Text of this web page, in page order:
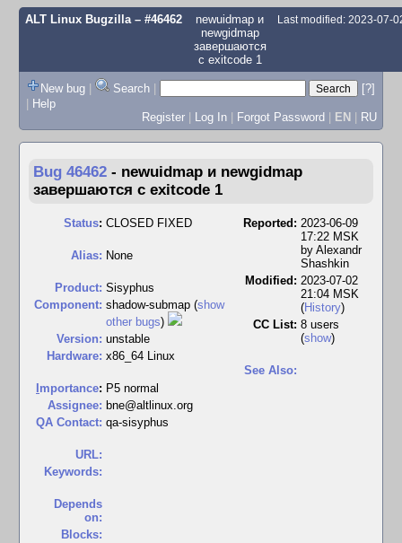
ALT Linux Bugzilla– #46462
newuidmap и
newgidmap
завершаются
с exitcode 1
Last modified: 2023-07-
New bug | Search |
[?]
| Help
Register | Log In | Forgot Password | EN | RU
Bug 46462 - newuidmap и newgidmap
завершаются с exitcode 1
Status: CLOSED FIXED
Alias: None
Product: Sisyphus
Component: shadow-submap (show
other bugs)
Version: unstable
Hardware: x86_64 Linux
mportance: P5 normal
Assignee: bne@altlinux.org
QA Contact: qa-sisyphus
URL:
Keywords:
Depends
on:
Blocks:
Reported: 2023-06-09
17:22 MSK
by Alexandr
Shashkin
Modified: 2023-07-02
21:04 MSK
(History)
CC List: 8 users
(show)
See Also: